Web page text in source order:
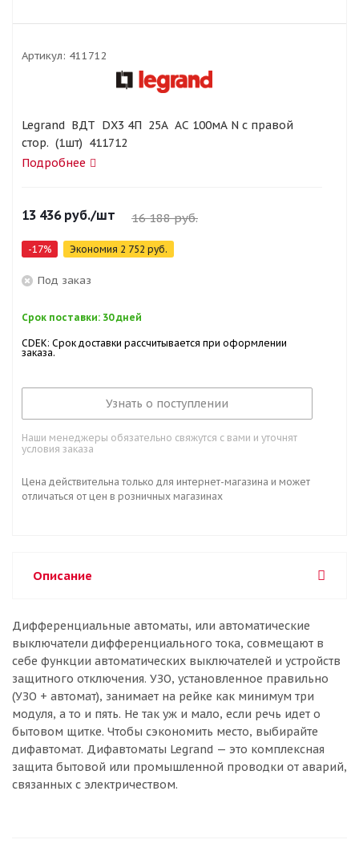
Артикул: 411712
Legrand ВДТ DХ3 4П 25А АС 100мА N c правой
стор. (1шт) 411712
Подробнее
13 436руб./шт 16 188руб.
-17% Экономия 2 752 руб.
Под заказ
Срок поставки: 30 дней
CDEK: Срок доставки рассчитывается при оформлении
заказа.
Узнать о поступлении
Наши менеджеры обязательно свяжутся с вами и уточнят
условия заказа
Цена действительна только для интернет-магазина и может
отличаться от цен в розничных магазинах
Описание
Дифференциальные автоматы, или автоматические
выключатели дифференциального тока, совмещают в
себе функции автоматических выключателей и устройств
защитного отключения. УЗО, установленное правильно
(УЗО + автомат), занимает на рейке как минимум три
модуля, а то и пять. Не так уж и мало, если речь идет о
бытовом щитке. Чтобы сэкономить место, выбирайте
дифавтомат. Дифавтоматы Legrand — это комплексная
защита бытовой или промышленной проводки от аварий,
связанных с электричеством.